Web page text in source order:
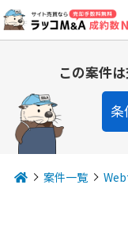
この案件
案件一覧 Web